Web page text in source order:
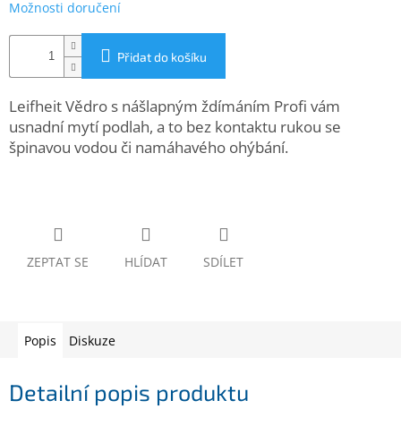
www.inpraise.cz
a
tablety
zahrada
a
notebooky
Možnosti doručení
Přidat do košíku
Leifheit Vědro s nášlapným ždímáním Profi vám
usnadní mytí podlah, a to bez kontaktu rukou se
špinavou vodou či namáhavého ohýbání.
ZEPTAT SE HLÍDAT SDÍLET
Popis Diskuze
Detailní popis produktu